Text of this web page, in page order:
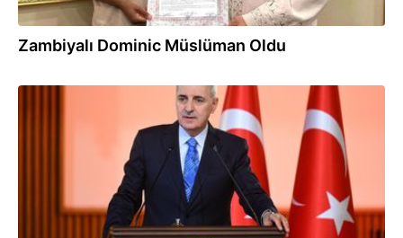
Zambiyalı Dominic Müslüman Oldu